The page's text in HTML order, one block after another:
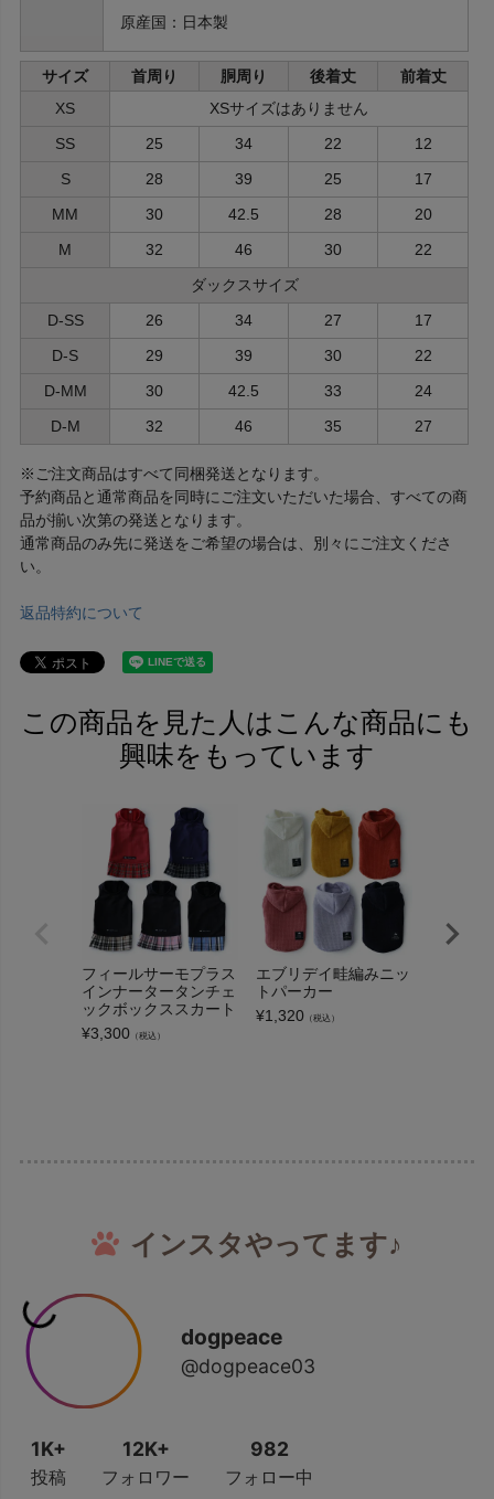
原産国：日本製
サイズ 首周り 胴周り 後着丈
前着丈
XS
XSサイズはありません
SS
25 34 22
12
S
28 39 25
17
MM
30 42.5 28
20
M
32 46 30
22
ダックスサイズ
D-SS
26 34 27
17
D-S
29 39 30
22
D-MM
30 42.5 33
24
D-M
32 46 35 27
※ご注文商品はすべて同梱発送となります。
予約商品と通常商品を同時にご注文いただいた場合、すべての商
品が揃い次第の発送となります。
通常商品のみ先に発送をご希望の場合は、別々にご注文くださ
い。
返品特約について
この商品を見た人はこんな商品にも
興味をもっています
フィールサーモプラス
インナータータンチェ
ックボックススカート
¥3,300 （税込）
エブリデイ畦編みニッ
トパーカー
¥1,320 （税込）
インスタやってます♪